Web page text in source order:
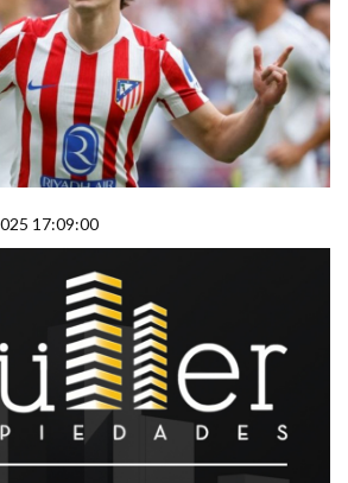
17:09:00